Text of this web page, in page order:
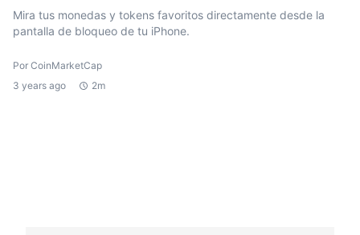
Mira tus monedas y tokens favoritos directamente desde la
pantalla de bloqueo de tu iPhone.
Por CoinMarketCap
3 years ago
2m